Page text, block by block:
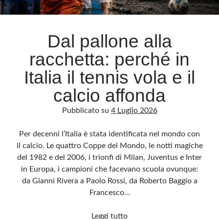
Archivio
Categorie
senza alcuna periodicità. Non può pertanto considerarsi un prodotto editoriale ai
pubblicato dai lettori nei commenti ai vari post. Saranno comunque cancellati quelli
ritenuti offensivi o lesivi dell’immagine o dell’onorabilità di terzi, di genere spam,
razzisti o che contengano dati personali non conformi al rispetto delle norme sulla
privacy. Alcune immagini inserite in questo blog sono tratte da Internet e, pertanto,
considerate di pubblico dominio. Qualora la loro pubblicazione violasse eventuali
diritti d’autore, vi invito a comunicarlo via e-mail a info[at]dinovalle.it e saranno
Dal pallone alla
racchetta: perché in
Italia il tennis vola e il
calcio affonda
Pubblicato su 4 Luglio 2026
Per decenni l’Italia è stata identificata nel mondo con
il calcio. Le quattro Coppe del Mondo, le notti magiche
del 1982 e del 2006, i trionfi di Milan, Juventus e Inter
in Europa, i campioni che facevano scuola ovunque:
da Gianni Rivera a Paolo Rossi, da Roberto Baggio a
Francesco…
Leggi tuttoDal